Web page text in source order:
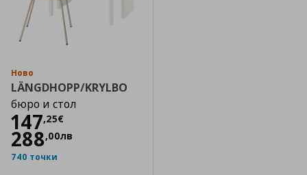
Ново
LÄNGDHOPP/KRYLBO
бюро и стол
147,25€
Цена
288,00лв
740 точки